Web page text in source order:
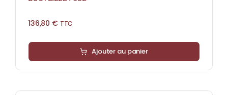
136,80 € TTC
Ajouter au panier